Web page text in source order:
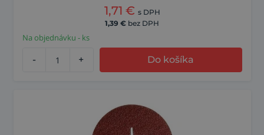
1,71 € s DPH
1,39 € bez DPH
Na objednávku - ks
- + Do košíka